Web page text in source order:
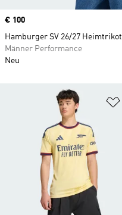
Price
€ 100
Hamburger SV 26/27 Heimtrikot
Männer Performance
Neu